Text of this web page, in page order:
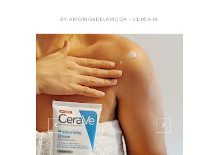
BY AMORIOSDELAMODA - 11:05 A.M.